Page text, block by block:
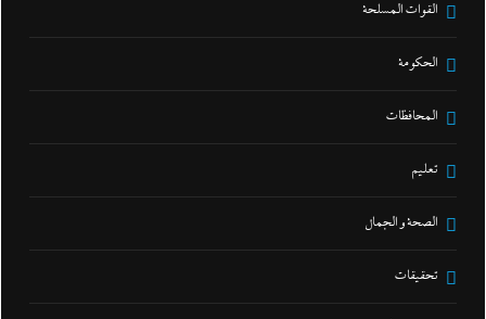
القوات المسلحة
الحكومة
المحافظات
تعليم
الصحة و الجمال
تحقيقات